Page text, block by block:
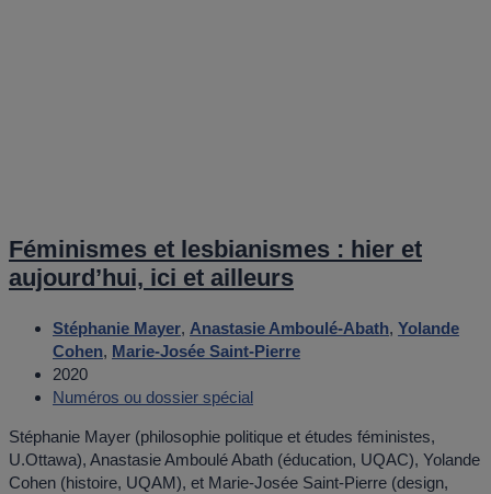
Féminismes et lesbianismes : hier et
aujourd’hui, ici et ailleurs
Stéphanie Mayer, Anastasie Amboulé-Abath, Yolande
Cohen, Marie-Josée Saint-Pierre
2020
Numéros ou dossier spécial
Stéphanie Mayer (philosophie politique et études féministes,
U.Ottawa), Anastasie Amboulé Abath (éducation, UQAC), Yolande
Cohen (histoire, UQAM), et Marie-Josée Saint-Pierre (design,